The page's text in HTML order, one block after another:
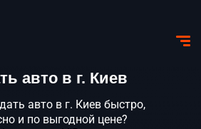
авто в г. Киев
авто в г. Киев быстро,
и по выгодной цене?